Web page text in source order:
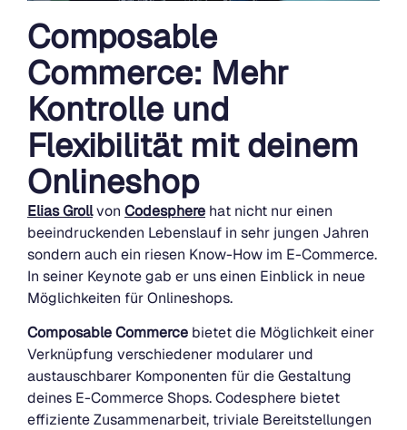
Composable
Commerce: Mehr
Kontrolle und
Flexibilität mit deinem
Onlineshop
Elias Grollvon Codesphere hat nicht nur einen
beeindruckenden Lebenslauf in sehr jungen Jahren
sondern auch ein riesen Know-How im E-Commerce.
In seiner Keynote gab er uns einen Einblick in neue
Möglichkeiten für Onlineshops.
Composable Commerce bietet die Möglichkeit einer
Verknüpfung verschiedener modularer und
austauschbarer Komponenten für die Gestaltung
deines E-Commerce Shops. Codesphere bietet
effiziente Zusammenarbeit, triviale Bereitstellungen